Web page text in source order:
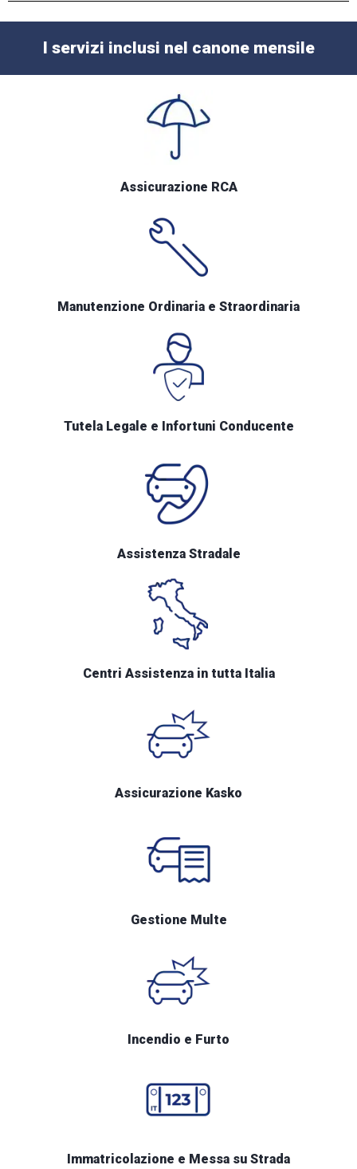
I servizi inclusi nel canone mensile
Assicurazione RCA
Manutenzione Ordinaria e Straordinaria
Tutela Legale e Infortuni Conducente
Assistenza Stradale
Centri Assistenza in tutta Italia
Assicurazione Kasko
Gestione Multe
Incendio e Furto
Immatricolazione e Messa su Strada